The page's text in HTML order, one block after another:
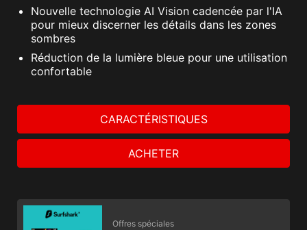
Nouvelle technologie AI Vision cadencée par l'IA
pour mieux discerner les détails dans les zones
sombres
Réduction de la lumière bleue pour une utilisation
confortable
CARACTÉRISTIQUES
ACHETER
Offres spéciales